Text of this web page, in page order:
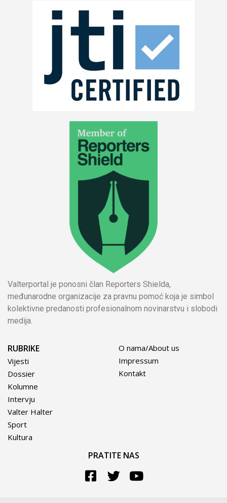
Valterportal je ponosni član Reporters Shielda,
međunarodne organizacije za pravnu pomoć koja je simbol
kolektivne predanosti profesionalnom novinarstvu i slobodi
medija.
RUBRIKE
Vijesti
Dossier
Kolumne
Intervju
Valter Halter
Sport
Kultura
O nama/About us
Impressum
Kontakt
PRATITE NAS